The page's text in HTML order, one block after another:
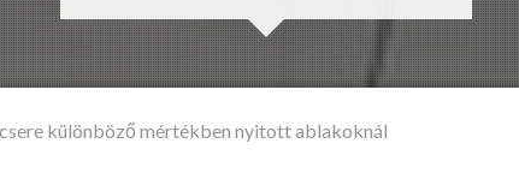
különböző mértékben nyitott ablakoknál